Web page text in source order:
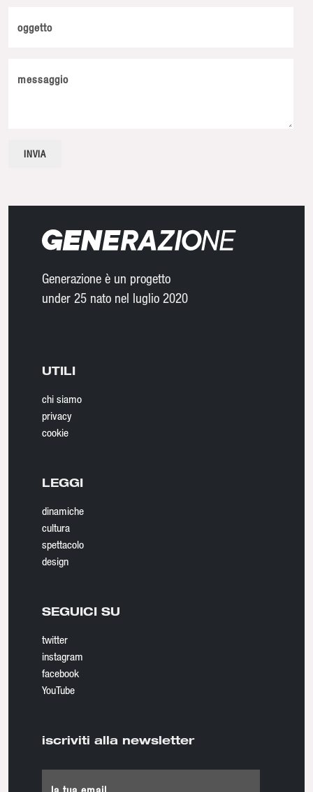
oggetto
messaggio
Generazione è un progetto
under 25 nato nel luglio 2020
UTILI
chi siamo
privacy
cookie
LEGGI
dinamiche
cultura
spettacolo
design
SEGUICI SU
twitter
instagram
facebook
YouTube
iscriviti alla newsletter